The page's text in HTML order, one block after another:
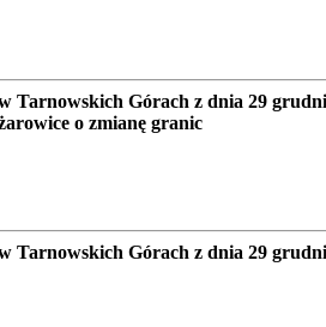
Tarnowskich Górach z dnia 29
o zmianę granic
Tarnowskich Górach z dnia 29